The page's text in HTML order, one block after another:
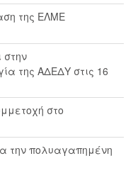
της ΕΛΜΕ
της ΑΔΕΔΥ στις 16
στο
την πολυαγαπημένη